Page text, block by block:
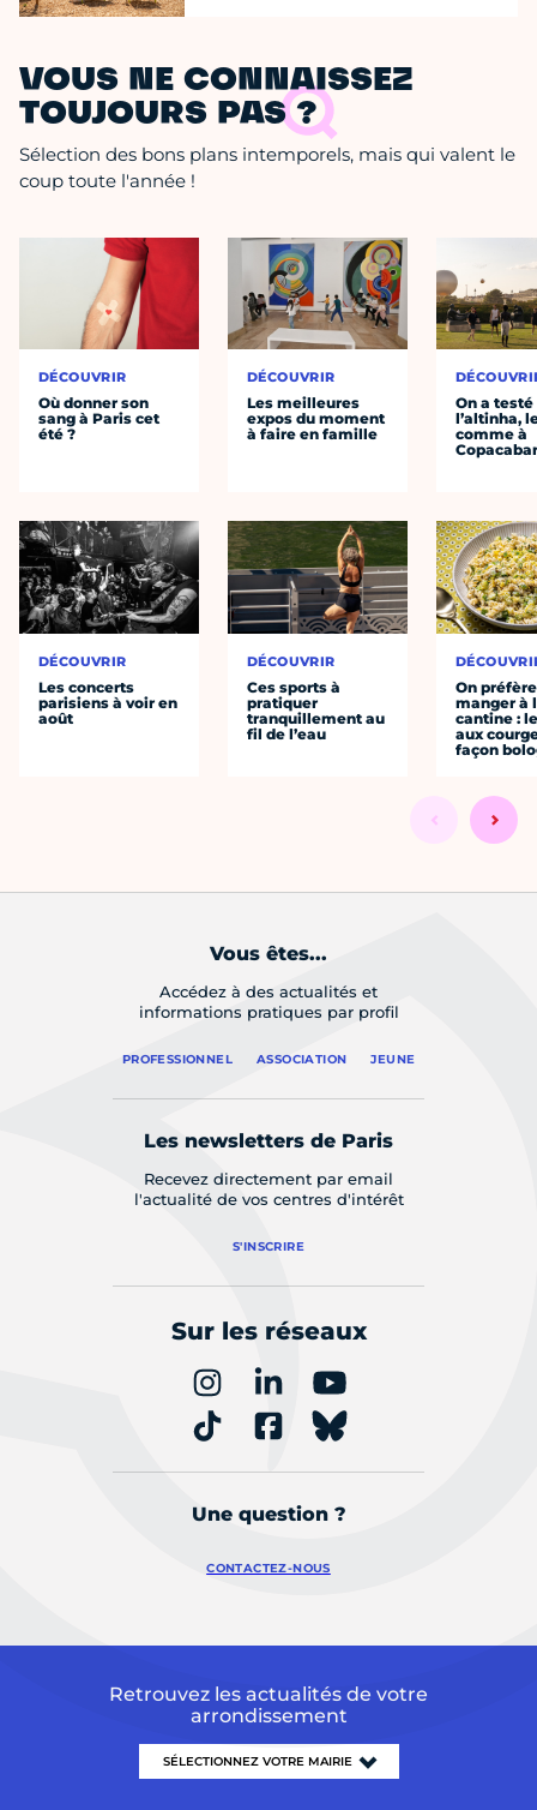
VOUS NE CONNAISSEZ
TOUJOURS PAS ?
Sélection des bons plans intemporels, mais qui valent le
coup toute l'année !
DÉCOUVRIR
Où donner son
sang à Paris cet
été ?
DÉCOUVRIR
Les concerts
parisiens à voir en
août
DÉCOUVRIR
Les meilleures
expos du moment
à faire en famille
DÉCOUVRIR
Ces sports à
pratiquer
tranquillement au
fil de l’eau
On a testé
l’altinha,
comme à
On préfère
manger à
cantine :
aux
façon
Vous êtes...
Accédez à des actualités et
informations pratiques par profil
PROFESSIONNEL ASSOCIATION JEUNE
Les newsletters de Paris
Recevez directement par email
l'actualité de vos centres d'intérêt
S'INSCRIRE
Sur les réseaux
Une question ?
CONTACTEZ-NOUS
Retrouvez les actualités de votre
arrondissement